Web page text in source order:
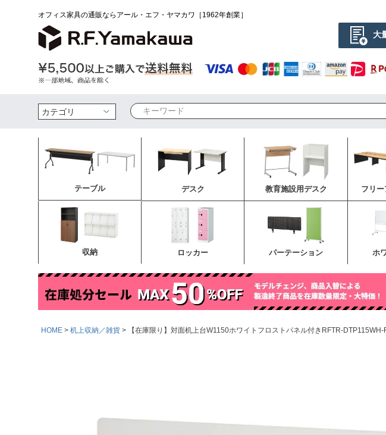
オフィス家具の通販ならアール・エフ・ヤマカワ［1962年創業］
大
検索
テーブル デスク 教育施設用デスク フリ
収納 ロッカー パーテーション ホ
HOME 机上収納／雑貨 【在庫限り】対面机上台W1150ホワイトフロストパネル付きRFTR-DTP115WH-